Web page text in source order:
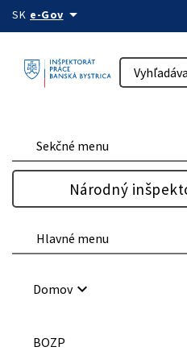
Preskočiť na obsah
SK e-Govarrow_drop_down
Sekčné menu
Národný
Hlavné menu
Domovkeyboard_arrow_down
BOZP